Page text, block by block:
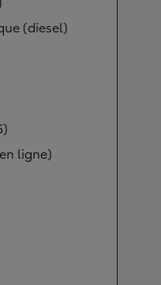
(diesel)
ligne)